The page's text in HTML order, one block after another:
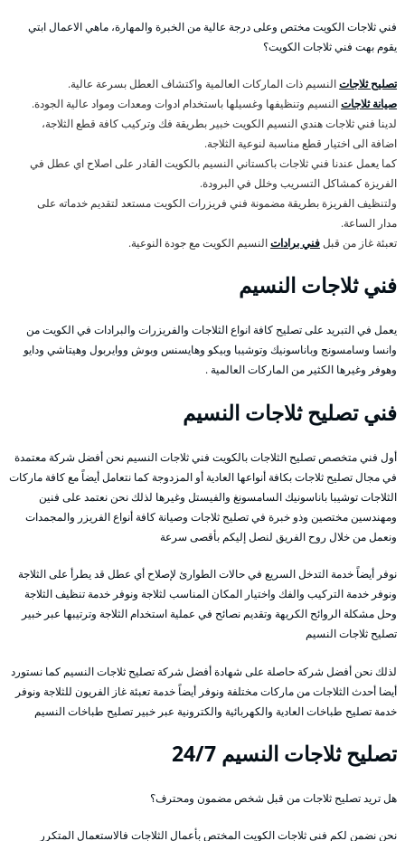
فني ثلاجات الكويت مختص وعلى درجة عالية من الخبرة والمهارة، ماهي الاعمال ابتي
يقوم بهت فني ثلاجات الكويت؟
تصليح ثلاجاتالنسيم ذات الماركات العالمية واكتشاف العطل بسرعة عالية.
صيانة ثلاجاتالنسيم وتنظيفها وغسيلها باستخدام ادوات ومعدات ومواد عالية الجودة.
لدينا فني ثلاجات هندي النسيم الكويت خبير بطريقة فك وتركيب كافة قطع الثلاجة،
اضافة الى اختيار قطع مناسبة لنوعية الثلاجة.
كما يعمل عندنا فني ثلاجات باكستاني النسيم بالكويت القادر على اصلاح اي عطل في
الفريزة كمشاكل التسريب وخلل في البرودة.
ولتنظيف الفريزة بطريقة مضمونة فني فريزرات الكويت مستعد لتقديم خدماته على
مدار الساعة.
تعبئة غاز من قبلفني براداتالنسيم الكويت مع جودة النوعية.
فني ثلاجات النسيم
يعمل في التبريد على تصليح كافة انواع الثلاجات والفريزرات والبرادات في الكويت من
وانسا وسامسونج وباناسونيك وتوشيبا وبيكو وهايسنس وبوش ووايربول وهيتاشي ودايو
وهوفر وغيرها الكثير من الماركات العالمية .
فني تصليح ثلاجات النسيم
أول فني متخصص تصليح الثلاجات بالكويت فني ثلاجات النسيم نحن أفضل شركة معتمدة
في مجال تصليح ثلاجات بكافة أنواعها العادية أو المزدوجة كما نتعامل أيضاً مع كافة ماركات
الثلاجات توشيبا باناسونيك السامسونغ والفيستل وغيرها لذلك نحن نعتمد على فنين
ومهندسين مختصين وذو خبرة في تصليح ثلاجات وصيانة كافة أنواع الفريزر والمجمدات
ونعمل من خلال روح الفريق لنصل إليكم بأقصى سرعة
نوفر أيضاً خدمة التدخل السريع في حالات الطوارئ لإصلاح أي عطل قد يطرأ على الثلاجة
ونوفر خدمة التركيب والفك واختيار المكان المناسب لثلاجة ونوفر خدمة تنظيف الثلاجة
وحل مشكلة الروائح الكريهة وتقديم نصائح في عملية استخدام الثلاجة وترتيبها عبر خبير
تصليح ثلاجات النسيم
لذلك نحن أفضل شركة حاصلة على شهادة أفضل شركة تصليح ثلاجات النسيم كما نستورد
أيضا أحدث الثلاجات من ماركات مختلفة ونوفر أيضاً خدمة تعبئة غاز الفريون للثلاجة ونوفر
خدمة تصليح طباخات العادية والكهربائية والكترونية عبر خبير تصليح طباخات النسيم
تصليح ثلاجات النسيم 24/7
هل تريد تصليح ثلاجات من قبل شخص مضمون ومحترف؟
نحن نضمن لكم فني ثلاجات الكويت المختص بأعمال الثلاجات فالاستعمال المتكرر